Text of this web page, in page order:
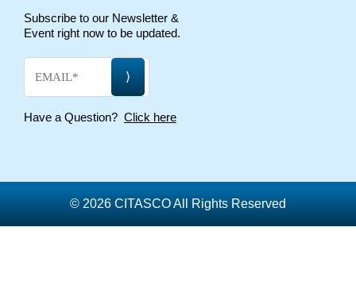
Subscribe to our Newsletter &
Event right now to be updated.
Have a Question? Click here
© 2026 CITASCO All Rights Reserved